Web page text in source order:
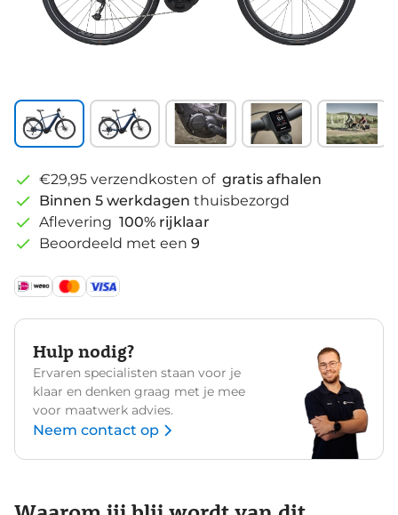
€29,95 verzendkosten of gratis afhalen
Binnen 5 werkdagen thuisbezorgd
Aflevering 100% rijklaar
Beoordeeld met een 9
Hulp nodig?
Ervaren specialisten staan voor je
klaar en denken graag met je mee
voor maatwerk advies.
Neem contact op